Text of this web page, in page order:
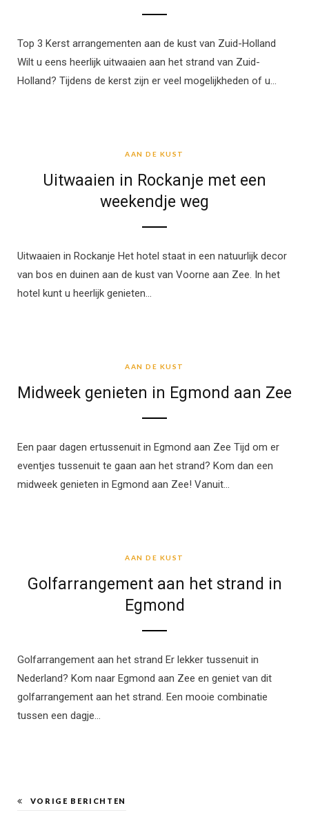
Top 3 Kerst arrangementen aan de kust van Zuid-Holland
Wilt u eens heerlijk uitwaaien aan het strand van Zuid-
Holland? Tijdens de kerst zijn er veel mogelijkheden of u…
AAN DE KUST
Uitwaaien in Rockanje met een
weekendje weg
Uitwaaien in Rockanje Het hotel staat in een natuurlijk decor
van bos en duinen aan de kust van Voorne aan Zee. In het
hotel kunt u heerlijk genieten…
AAN DE KUST
Midweek genieten in Egmond aan Zee
Een paar dagen ertussenuit in Egmond aan Zee Tijd om er
eventjes tussenuit te gaan aan het strand? Kom dan een
midweek genieten in Egmond aan Zee! Vanuit…
AAN DE KUST
Golfarrangement aan het strand in
Egmond
Golfarrangement aan het strand Er lekker tussenuit in
Nederland? Kom naar Egmond aan Zee en geniet van dit
golfarrangement aan het strand. Een mooie combinatie
tussen een dagje…
VORIGE BERICHTEN